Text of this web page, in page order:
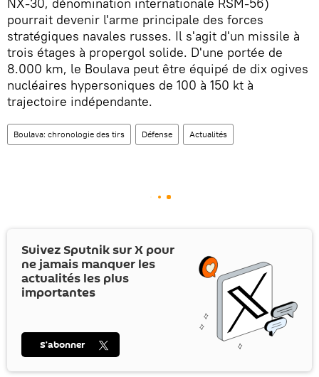
pourrait devenir l'arme principale des forces
stratégiques navales russes. Il s'agit d'un missile à
trois étages à propergol solide. D'une portée de
8.000 km, le Boulava peut être équipé de dix ogives
nucléaires hypersoniques de 100 à 150 kt à
trajectoire indépendante.
Boulava: chronologie des tirs Défense Actualités
Suivez Sputnik surX pour
ne jamais manquer les
actualités les plus
importantes
S’abonner